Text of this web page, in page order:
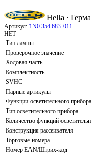
Hella ·
Артикул: 1N0 354 683-011
НЕТ
Тип лампы
Проверочное значение
Ходовая часть
Комплектность
SVHC
Парные артикулы
Функции осветительного прибора
Тип осветительного прибора
Количество функций
Конструкция рассеивателя
Торговые номера
Номер EAN/Штрих-код